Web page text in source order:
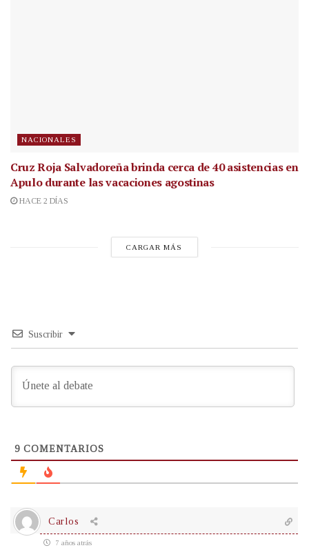
NACIONALES
Cruz Roja Salvadoreña brinda cerca de 40 asistencias en
Apulo durante las vacaciones agostinas
HACE 2 DÍAS
CARGAR MÁS
Suscribir
9 COMENTARIOS
Carlos
7 años atrás